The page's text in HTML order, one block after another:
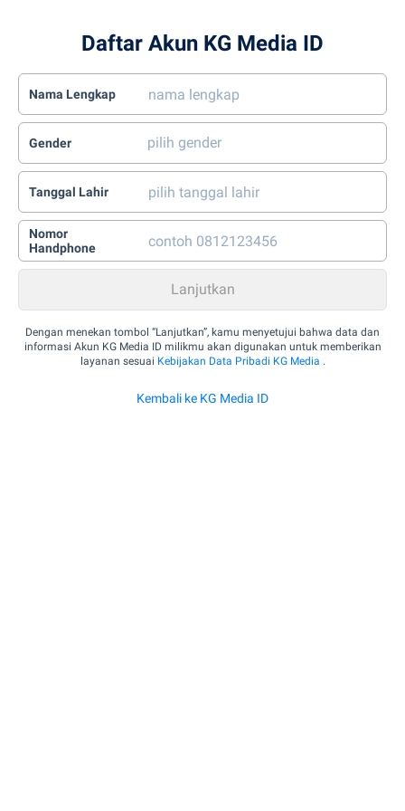
Daftar Akun KG Media ID
Nama Lengkap
Gender
Tanggal Lahir
Nomor
Handphone
Dengan menekan tombol “Lanjutkan”, kamu menyetujui bahwa data dan
informasi Akun KG Media ID milikmu akan digunakan untuk memberikan
layanan sesuai Kebijakan Data Pribadi KG Media .
Kembali ke KG Media ID